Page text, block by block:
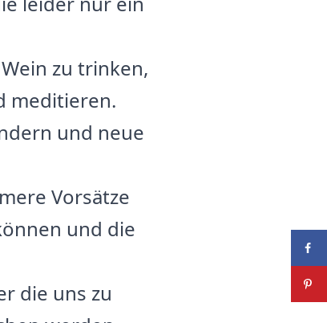
zu trinken,
meditieren.
und neue
Vorsätze
und die
die uns zu